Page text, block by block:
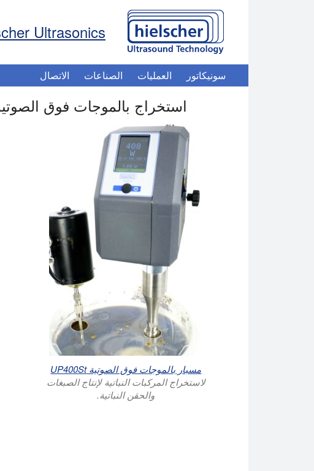
Ultrasonics
سونيكاتور العمليات الصناعات الاتصال
استخراج بالموجات فوق
مسبار بالموجات فوق الصوتية UP400St
لاستخراج المركبات النباتية لإنتاج الصبغات
والحقن النباتية.